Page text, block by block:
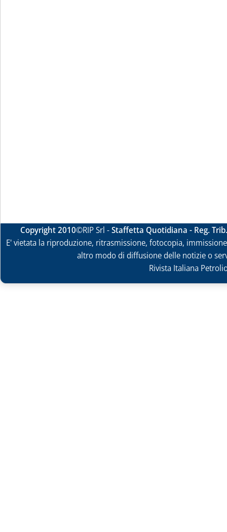
Copyright 2010©RIP Srl -Staffetta Quotidiana - Reg.
E' vietata la riproduzione, ritrasmissione, fotocopia,
altro modo di diffusione delle notizie o
Rivista Italiana